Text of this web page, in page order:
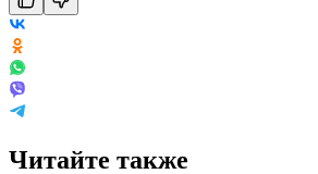
Читайте также